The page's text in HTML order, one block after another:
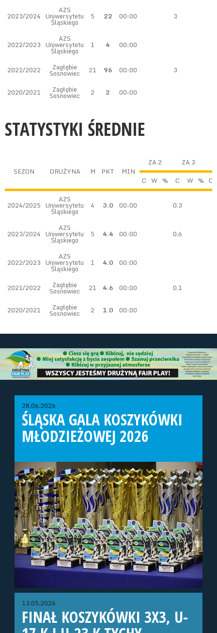
2023/2024
AZS
Uniwersytetu
Śląskiego
5 22 00:00 3
2022/2023
AZS
Uniwersytetu
Śląskiego
1 4 00:00
2021/2022 Zagłębie
Sosnowiec 21 96 00:00 3
2020/2021 Zagłębie
Sosnowiec 2 2 00:00
STATYSTYKI ŚREDNIE
SEZON DRUŻYNA M PKT MIN
ZA 2 ZA 3
C W % C W % C
2024/2025
AZS
Uniwersytetu
Śląskiego
4 3.0 00:00 0.3
2023/2024
AZS
Uniwersytetu
Śląskiego
5 4.4 00:00 0.6
2022/2023
AZS
Uniwersytetu
Śląskiego
1 4.0 00:00
2021/2022 Zagłębie
Sosnowiec 21 4.6 00:00 0.1
2020/2021 Zagłębie
Sosnowiec 2 1.0 00:00
28.06.2026
ŚLĄSKA GALA KOSZYKÓWKI
MŁODZIEŻOWEJ 2026
13.05.2026
FINAŁ KOSZYKÓWKI 3X3, U-